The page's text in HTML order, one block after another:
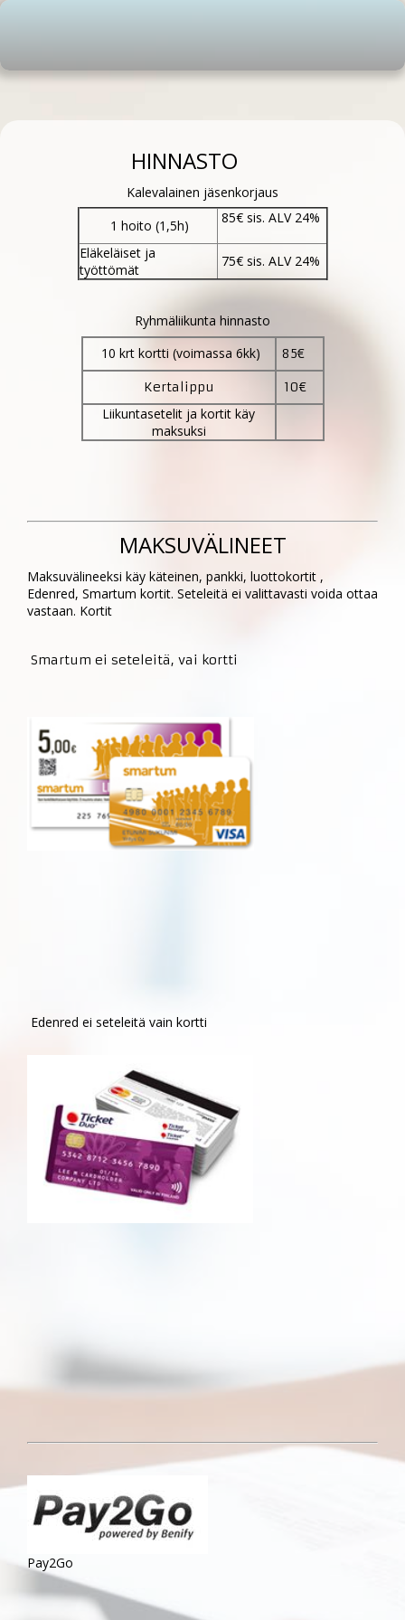
HINNASTO
Kalevalainen jäsenkorjaus
1 hoito (1,5h)
85€ sis. ALV 24%
Eläkeläiset ja
työttömät
75€ sis. ALV 24%
Ryhmäliikunta hinnasto
10 krt kortti (voimassa 6kk)
85€
Kertalippu 10€
Liikuntasetelit ja kortit käy
maksuksi
MAKSUVÄLINEET
Maksuvälineeksi käy käteinen, pankki, luottokortit ,
Edenred, Smartum kortit. Seteleitä ei valittavasti voida ottaa
vastaan. Kortit
Smartum ei seteleitä, vai kortti
Edenred ei seteleitä vain kortti
Pay2Go